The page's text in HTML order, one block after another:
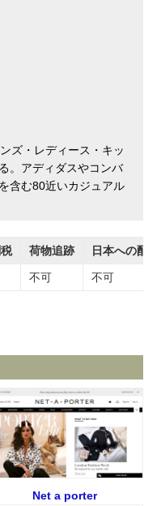
ズ・レディース・キッ
。アディダスやコンバ
含む80近いカジュアル
荷物追跡 日本への配送
不可 不可
Net a porter